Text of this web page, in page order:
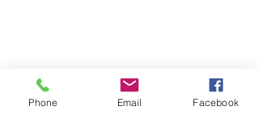
Phone Email Facebook